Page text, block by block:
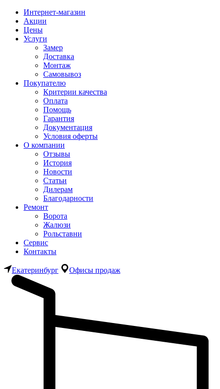
Интернет-магазин
Акции
Цены
Услуги
Замер
Доставка
Монтаж
Самовывоз
Покупателю
Критерии качества
Оплата
Помощь
Гарантия
Документация
Условия оферты
О компании
Отзывы
История
Новости
Статьи
Дилерам
Благодарности
Ремонт
Ворота
Жалюзи
Рольставни
Сервис
Контакты
Екатеринбург Офисы продаж